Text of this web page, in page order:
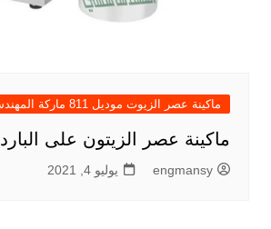
ماكينة عصر الزيوت موديل 811 ماركة المهندس منسي
ماكينة عصر الزيتون على البارد
engmansy يوليو 4, 2021